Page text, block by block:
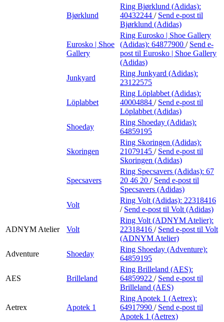
Bjørklund
Ring Bjørklund (Adidas):
40432244 / Send e-post til
Bjørklund (Adidas)
Eurosko | Shoe
Gallery
Ring Eurosko | Shoe Gallery
(Adidas): 64877900 / Send e-
post til Eurosko | Shoe Gallery
(Adidas)
Junkyard
Ring Junkyard (Adidas):
23122575
Löplabbet
Ring Löplabbet (Adidas):
40004884 / Send e-post til
Löplabbet (Adidas)
Shoeday
Ring Shoeday (Adidas):
64859195
Skoringen
Ring Skoringen (Adidas):
21079145 / Send e-post til
Skoringen (Adidas)
Specsavers
Ring Specsavers (Adidas): 67
20 46 20 / Send e-post til
Specsavers (Adidas)
Volt
Ring Volt (Adidas): 22318416
/ Send e-post til Volt (Adidas)
ADNYM Atelier Volt
Ring Volt (ADNYM Atelier):
22318416 / Send e-post til Volt
(ADNYM Atelier)
Adventure
Shoeday
Ring Shoeday (Adventure):
64859195
AES Brilleland
Ring Brilleland (AES):
64859922 / Send e-post til
Brilleland (AES)
Aetrex Apotek 1
Ring Apotek 1 (Aetrex):
64917990 / Send e-post til
Apotek 1 (Aetrex)